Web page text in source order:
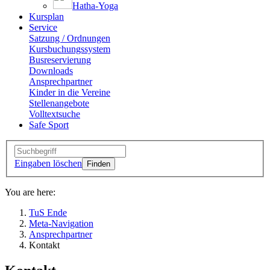
Hatha-Yoga
Kursplan
Service
Satzung / Ordnungen
Kursbuchungssystem
Busreservierung
Downloads
Ansprechpartner
Kinder in die Vereine
Stellenangebote
Volltextsuche
Safe Sport
Eingaben löschen
You are here:
TuS Ende
Meta-Navigation
Ansprechpartner
Kontakt